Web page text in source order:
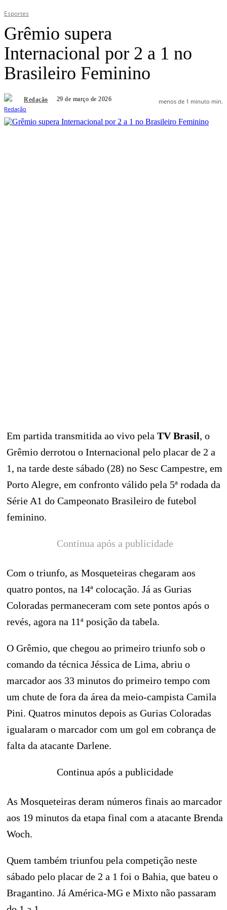
Esportes
Grêmio supera
Internacional por 2 a 1 no
Brasileiro Feminino
Redação 29 de março de 2026 menos de 1 minuto min.
Em partida transmitida ao vivo pela TV Brasil, o
Grêmio derrotou o Internacional pelo placar de 2 a
1, na tarde deste sábado (28) no Sesc Campestre, em
Porto Alegre, em confronto válido pela 5ª rodada da
Série A1 do Campeonato Brasileiro de futebol
feminino.
Continua após a publicidade
Com o triunfo, as Mosqueteiras chegaram aos
quatro pontos, na 14ª colocação. Já as Gurias
Coloradas permaneceram com sete pontos após o
revés, agora na 11ª posição da tabela.
O Grêmio, que chegou ao primeiro triunfo sob o
comando da técnica Jéssica de Lima, abriu o
marcador aos 33 minutos do primeiro tempo com
um chute de fora da área da meio-campista Camila
Pini. Quatros minutos depois as Gurias Coloradas
igualaram o marcador com um gol em cobrança de
falta da atacante Darlene.
Continua após a publicidade
As Mosqueteiras deram números finais ao marcador
aos 19 minutos da etapa final com a atacante Brenda
Woch.
Quem também triunfou pela competição neste
sábado pelo placar de 2 a 1 foi o Bahia, que bateu o
Bragantino. Já América-MG e Mixto não passaram